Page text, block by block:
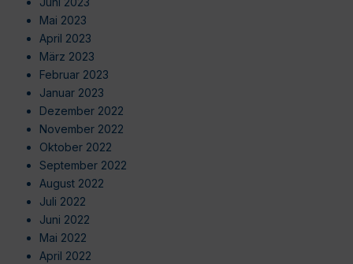
Mai 2023
April 2023
März 2023
Februar 2023
Januar 2023
Dezember 2022
November 2022
Oktober 2022
September 2022
August 2022
Juli 2022
Juni 2022
Mai 2022
April 2022